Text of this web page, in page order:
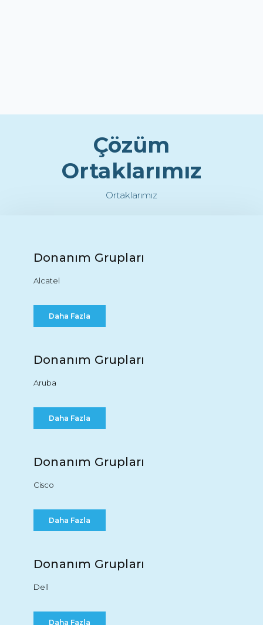
Çözüm
Ortaklarımız
Ortaklarımız
Donanım Grupları
Alcatel
Daha Fazla
Donanım Grupları
Aruba
Daha Fazla
Donanım Grupları
Cisco
Daha Fazla
Donanım Grupları
Dell
Daha Fazla